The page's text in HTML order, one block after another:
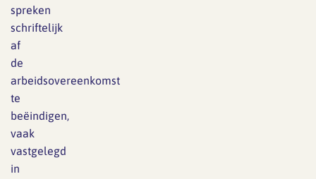
spreken
schriftelijk
af
de
arbeidsovereenkomst
te
beëindigen,
vaak
vastgelegd
in